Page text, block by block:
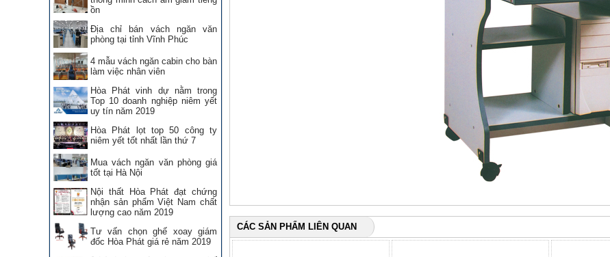
ồn
Địa chỉ bán vách ngăn văn
phòng tại tỉnh Vĩnh Phúc
4 mẫu vách ngăn cabin cho bàn
làm việc nhân viên
Hòa Phát vinh dự nằm trong
Top 10 doanh nghiệp niêm yết
uy tín năm 2019
Hòa Phát lọt top 50 công ty
niêm yết tốt nhất lần thứ 7
Mua vách ngăn văn phòng giá
tốt tại Hà Nội
Nội thất Hòa Phát đạt chứng
nhận sản phẩm Việt Nam chất
lượng cao năm 2019
Tư vấn chọn ghế xoay giám
đốc Hòa Phát giá rẻ năm 2019
CÁC SẢN PHẨM LIÊN QUAN